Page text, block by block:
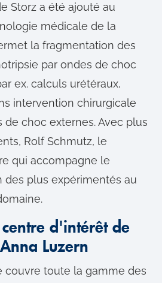
Storz a été ajouté au
médicale de la
la fragmentation des
par ondes de choc
ex. calculs urétéraux,
intervention chirurgicale
de choc externes. Avec plus
Rolf Schmutz, le
qui accompagne le
des plus expérimentés au
centre d'intérêt de
Luzern
couvre toute la gamme des